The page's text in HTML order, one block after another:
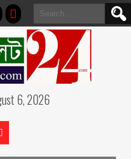
Search
for:
6, 2026